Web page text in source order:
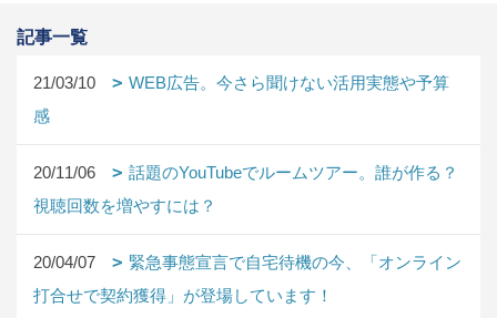
記事一覧
21/03/10
WEB広告。今さら聞けない活用実態や予算
感
20/11/06
話題のYouTubeでルームツアー。誰が作る？
視聴回数を増やすには？
20/04/07
緊急事態宣言で自宅待機の今、「オンライン
打合せで契約獲得」が登場しています！